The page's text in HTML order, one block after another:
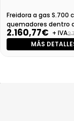
Freidora a gas S.700
quemadores dentro
cuba SV 74 FRGS13
2.160,77€ + IVA
MÁS